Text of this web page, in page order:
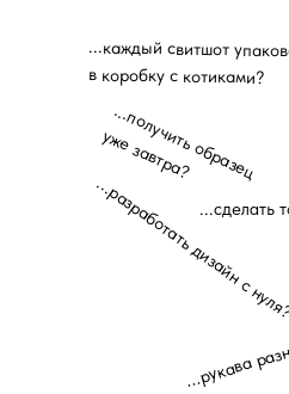
...рукава
...сделать
...получить образец
уже завтра?
...каждый свитшот
в коробку с котиками?
...разработать дизайн с